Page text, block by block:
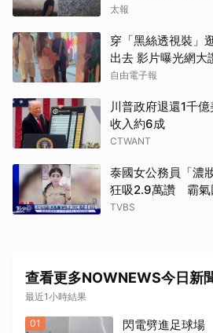
太報
穿「黑絲透視裝」
出去 影片曝光網大
自由電子報
川普政府退還1千
收入約6成
CTWANT
泰國女公務員「濃
狂吸2.9萬讚 霸氣
TVBS
查看更多NOWNEWS今日新
最近1小時結果
01 閃電劈進足球